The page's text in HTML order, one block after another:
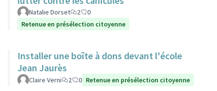
Natalie Dorset 2
0
Retenue en présélection citoyenne
Installer une boîte à dons devant l'école
Jean Jaurès
Claire Verni 2 0 Retenue en présélection citoyenne